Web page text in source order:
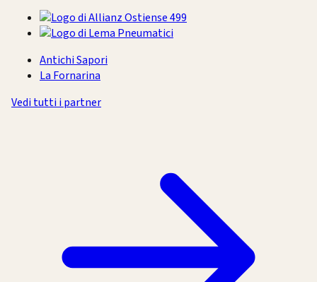
Antichi Sapori
La Fornarina
Vedi tutti i partner